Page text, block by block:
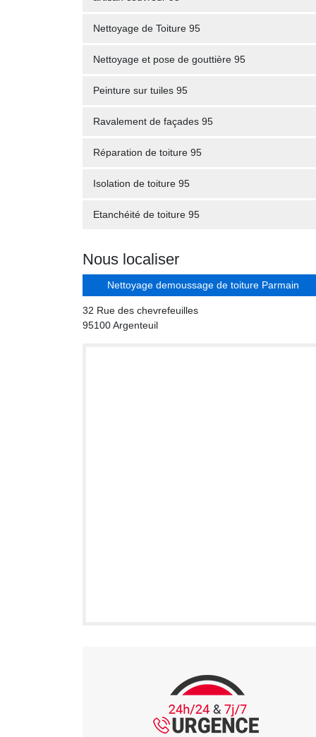
Nettoyage de Toiture 95
Nettoyage et pose de gouttière 95
Peinture sur tuiles 95
Ravalement de façades 95
Réparation de toiture 95
Isolation de toiture 95
Etanchéité de toiture 95
Nous localiser
Nettoyage demoussage de toiture Parmain
32 Rue des chevrefeuilles
95100 Argenteuil